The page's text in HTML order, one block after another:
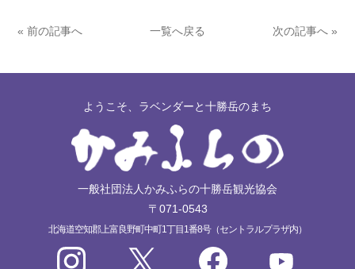
« 前の記事へ 一覧へ戻る 次の記事へ »
ようこそ、ラベンダーと十勝岳のまち
一般社団法人かみふらの十勝岳観光協会
〒071-0543
北海道空知郡上富良野町中町1丁目1番8号（セントラルプラザ内）